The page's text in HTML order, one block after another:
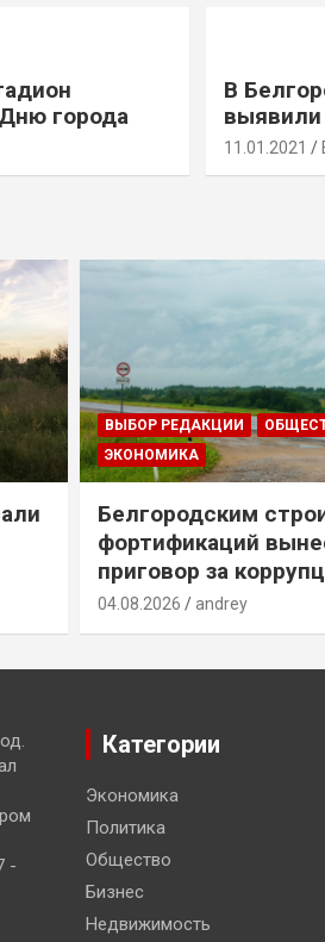
города
В
выявили
11.01.2021
ВЫБОР РЕДАКЦИИ
ЭКОНОМИКА
Белгородским
фортификаций
приговор за
04.08.2026 andrey
-
Категории
Экономика
Политика
Общество
Бизнес
Недвижимость